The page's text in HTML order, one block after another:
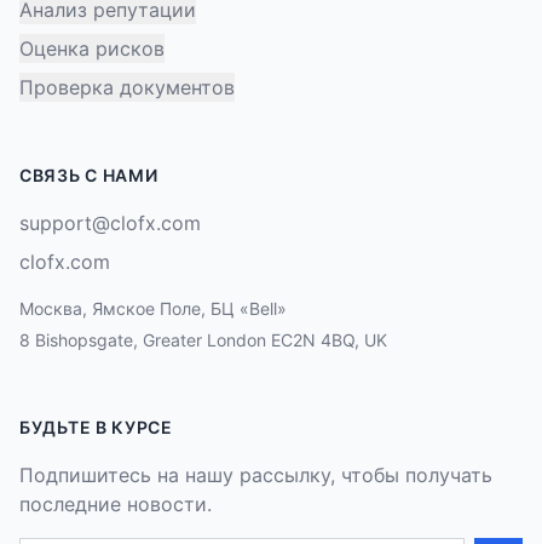
Анализ репутации
Оценка рисков
Проверка документов
СВЯЗЬ С НАМИ
support@clofx.com
clofx.com
Москва, Ямское Поле, БЦ «Bell»
8 Bishopsgate, Greater London EC2N 4BQ, UK
БУДЬТЕ В КУРСЕ
Подпишитесь на нашу рассылку, чтобы получать
последние новости.